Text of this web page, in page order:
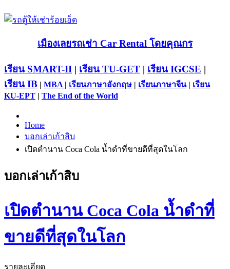
เมืองเลยรถเช่า Car Rental โดยคุณกร
เรียน SMART-II | เรียน TU-GET | เรียน IGCSE |
เรียน IB | MBA | เรียนภาษาอังกฤษ | เรียนภาษาจีน| เรียน
KU-EPT | The End of the World
Home
บอกเล่าเก้าสิบ
เปิดตำนาน Coca Cola น้ำดำที่ขายดีที่สุดในโลก
บอกเล่าเก้าสิบ
เปิดตำนาน Coca Cola น้ำดำที่
ขายดีที่สุดในโลก
รายละเอียด